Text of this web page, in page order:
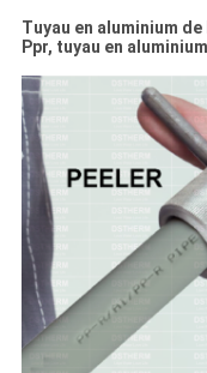
Tuyau en aluminium
Ppr, tuyau en